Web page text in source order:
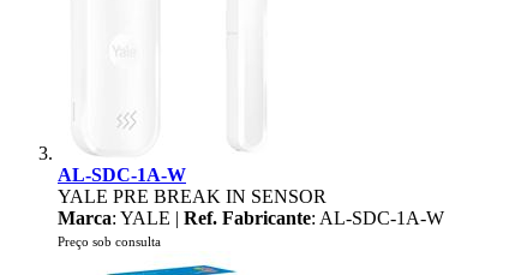
AL-SDC-1A-W
YALE PRE BREAK IN SENSOR
Marca: YALE | Ref. Fabricante: AL-SDC-1A-W
Preço sob consulta